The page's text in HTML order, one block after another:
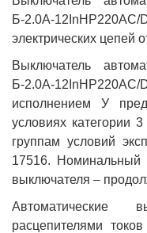
Б-2.0А-
электрических цепей
Выключатель
Б-2.0А-
исполнением У
условиях категории
группам условий
17516. Номинальный
выключателя –
Автоматические
расцепителями